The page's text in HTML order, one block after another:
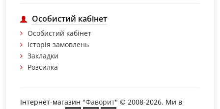
Особистий кабінет
Особистий кабінет
Історія замовлень
Закладки
Розсилка
Інтернет-магазин "Фаворит" © 2008-2026. Ми в